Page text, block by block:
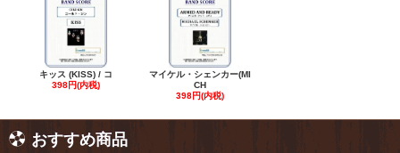
キッス (KISS) / コ
398円(内税)
マイケル・シェンカー(MI
CH
398円(内税)
おすすめ商品